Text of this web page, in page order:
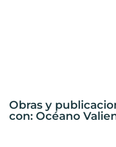
Obras y
con: Océano